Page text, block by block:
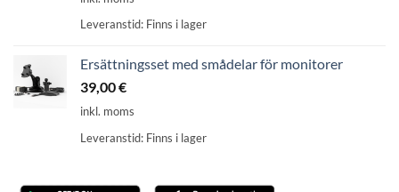
€
469,00
Leveranstid: Finns i lager
Ersättningsset med smådelar för monitorer
39,00€
inkl. moms
Leveranstid: Finns i lager